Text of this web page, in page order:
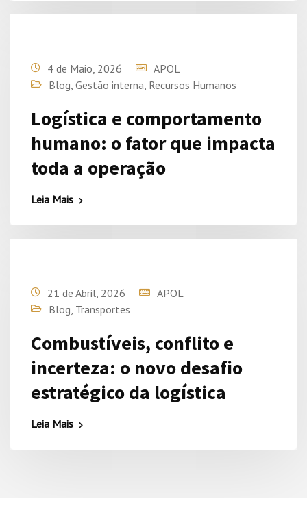
4 de Maio, 2026
APOL
Blog, Gestão interna, Recursos Humanos
Logística e comportamento
humano: o fator que impacta
toda a operação
Leia Mais
21 de Abril, 2026
APOL
Blog, Transportes
Combustíveis, conflito e
incerteza: o novo desafio
estratégico da logística
Leia Mais